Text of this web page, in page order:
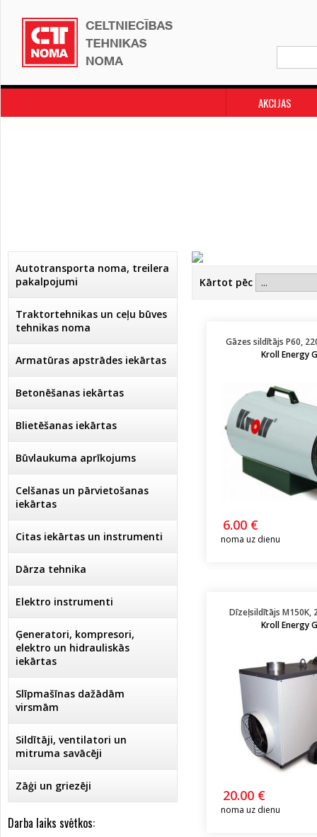
AKCIJAS
Autotransporta noma, treilera
pakalpojumi
Traktortehnikas un ceļu būves
tehnikas noma
Armatūras apstrādes iekārtas
Betonēšanas iekārtas
Blietēšanas iekārtas
Būvlaukuma aprīkojums
Celšanas un pārvietošanas
iekārtas
Citas iekārtas un instrumenti
Dārza tehnika
Elektro instrumenti
Ģeneratori, kompresori,
elektro un hidrauliskās
iekārtas
Slīpmašīnas dažādām
virsmām
Sildītāji, ventilatori un
mitruma savācēji
Zāģi un griezēji
Darba laiks svētkos:
Kārtot pēc
Gāzes sildītājs P60,
Kroll Energy
6.00 €
noma uz dienu
Dīzeļsildītājs M150K,
Kroll Energy
20.00 €
noma uz dienu